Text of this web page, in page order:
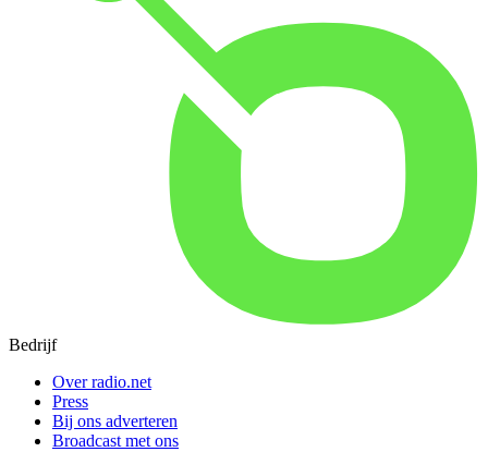
Bedrijf
Over radio.net
Press
Bij ons adverteren
Broadcast met ons